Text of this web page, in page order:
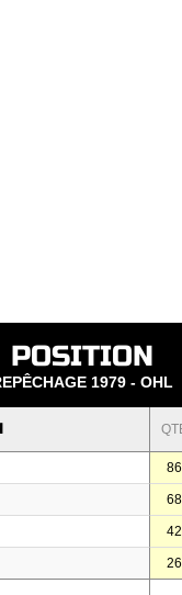
POSITION
1979 - OHL
86
68
42
26